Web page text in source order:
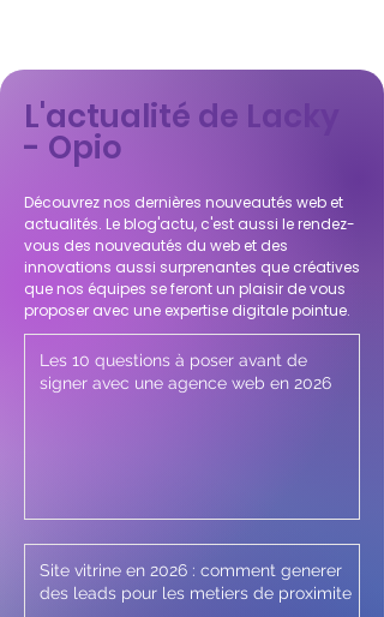
L'actualité de Lacky
- Opio
Découvrez nos dernières nouveautés web et
actualités. Le blog'actu, c'est aussi le rendez-
vous des nouveautés du web et des
innovations aussi surprenantes que créatives
que nos équipes se feront un plaisir de vous
proposer avec une expertise digitale pointue.
Les 10 questions à poser avant de
signer avec une agence web en 2026
Site vitrine en 2026 : comment generer
des leads pour les metiers de proximite